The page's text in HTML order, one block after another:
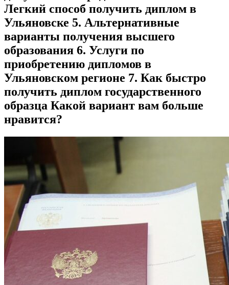
Легкий способ получить диплом в
Ульяновске 5. Альтернативные
варианты получения высшего
образования 6. Услуги по
приобретению дипломов в
Ульяновском регионе 7. Как быстро
получить диплом государственного
образца Какой вариант вам больше
нравится?